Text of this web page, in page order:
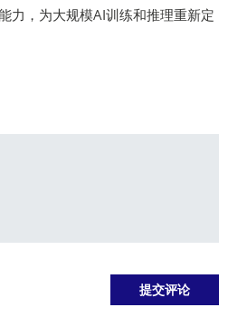
力，为大规模AI训练和推理重新定